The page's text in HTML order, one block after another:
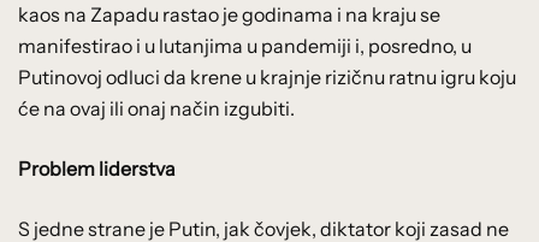
kaos na Zapadu rastao je godinama i na kraju se
manifestirao i u lutanjima u pandemiji i, posredno, u
Putinovoj odluci da krene u krajnje rizičnu ratnu igru koju
će na ovaj ili onaj način izgubiti.
Problem liderstva
S jedne strane je Putin, jak čovjek, diktator koji zasad ne